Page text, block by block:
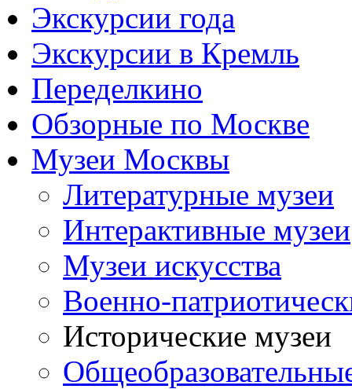
Экскурсии года
Экскурсии в Кремль
Переделкино
Обзорные по Москве
Музеи Москвы
Литературные музеи
Интерактивные музеи
Музеи искусства
Военно-
Исторические музеи